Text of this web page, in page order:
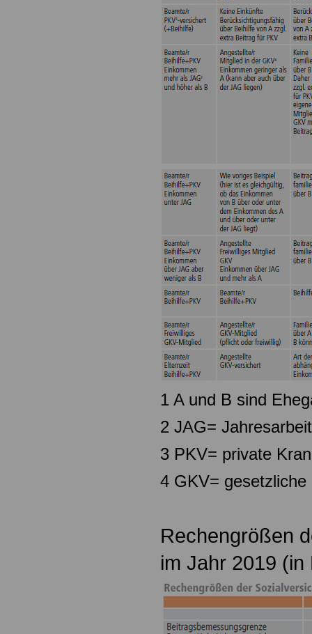
1 A und B sind
2 JAG=
3 PKV= private
4 GKV=
Rechengrößen
im Jahr 2019 (in